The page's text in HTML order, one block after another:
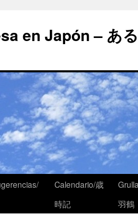
en Japón – あ
Calendario/歳
時記
羽鶴